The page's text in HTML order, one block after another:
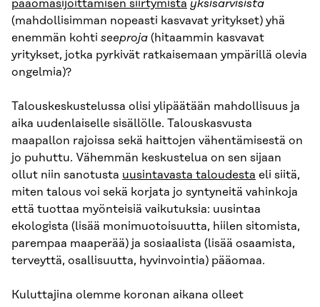
pääomasijoittamisen siirtymistä yksisarvisista
(mahdollisimman nopeasti kasvavat yritykset) yhä
enemmän kohti seeproja (hitaammin kasvavat
yritykset, jotka pyrkivät ratkaisemaan ympärillä olevia
ongelmia)?
Talouskeskustelussa olisi ylipäätään mahdollisuus ja
aika uudenlaiselle sisällölle. Talouskasvusta
maapallon rajoissa sekä haittojen vähentämisestä on
jo puhuttu. Vähemmän keskustelua on sen sijaan
ollut niin sanotusta uusintavasta taloudesta eli siitä,
miten talous voi sekä korjata jo syntyneitä vahinkoja
että tuottaa myönteisiä vaikutuksia: uusintaa
ekologista (lisää monimuotoisuutta, hiilen sitomista,
parempaa maaperää) ja sosiaalista (lisää osaamista,
terveyttä, osallisuutta, hyvinvointia) pääomaa.
Kuluttajina olemme koronan aikana olleet